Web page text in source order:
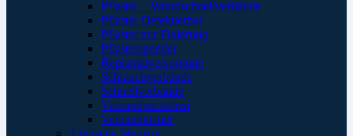
Pflaster – Wundschnellverbände
Pflaster Detektierbar
Pflaster zur Fixierung
Pflasterspender
Replantatversorgung
Schlauchverbände
Schnellverbände
Verbandpäckchen
Verbandtücher
Taktische Medizin